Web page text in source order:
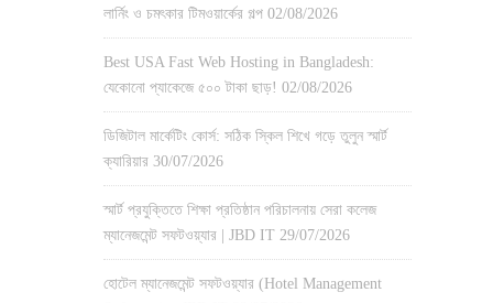
লার্নিং ও চমৎকার টিমওয়ার্কের গল্প 02/08/2026
Best USA Fast Web Hosting in Bangladesh:
যেকোনো প্যাকেজে ৫০০ টাকা ছাড়! 02/08/2026
ডিজিটাল মার্কেটিং কোর্স: সঠিক স্কিল শিখে গড়ে তুলুন স্মার্ট
ক্যারিয়ার 30/07/2026
স্মার্ট প্রযুক্তিতে শিক্ষা প্রতিষ্ঠান পরিচালনায় সেরা কলেজ
ম্যানেজমেন্ট সফটওয়্যার | JBD IT 29/07/2026
হোটেল ম্যানেজমেন্ট সফটওয়্যার (Hotel Management